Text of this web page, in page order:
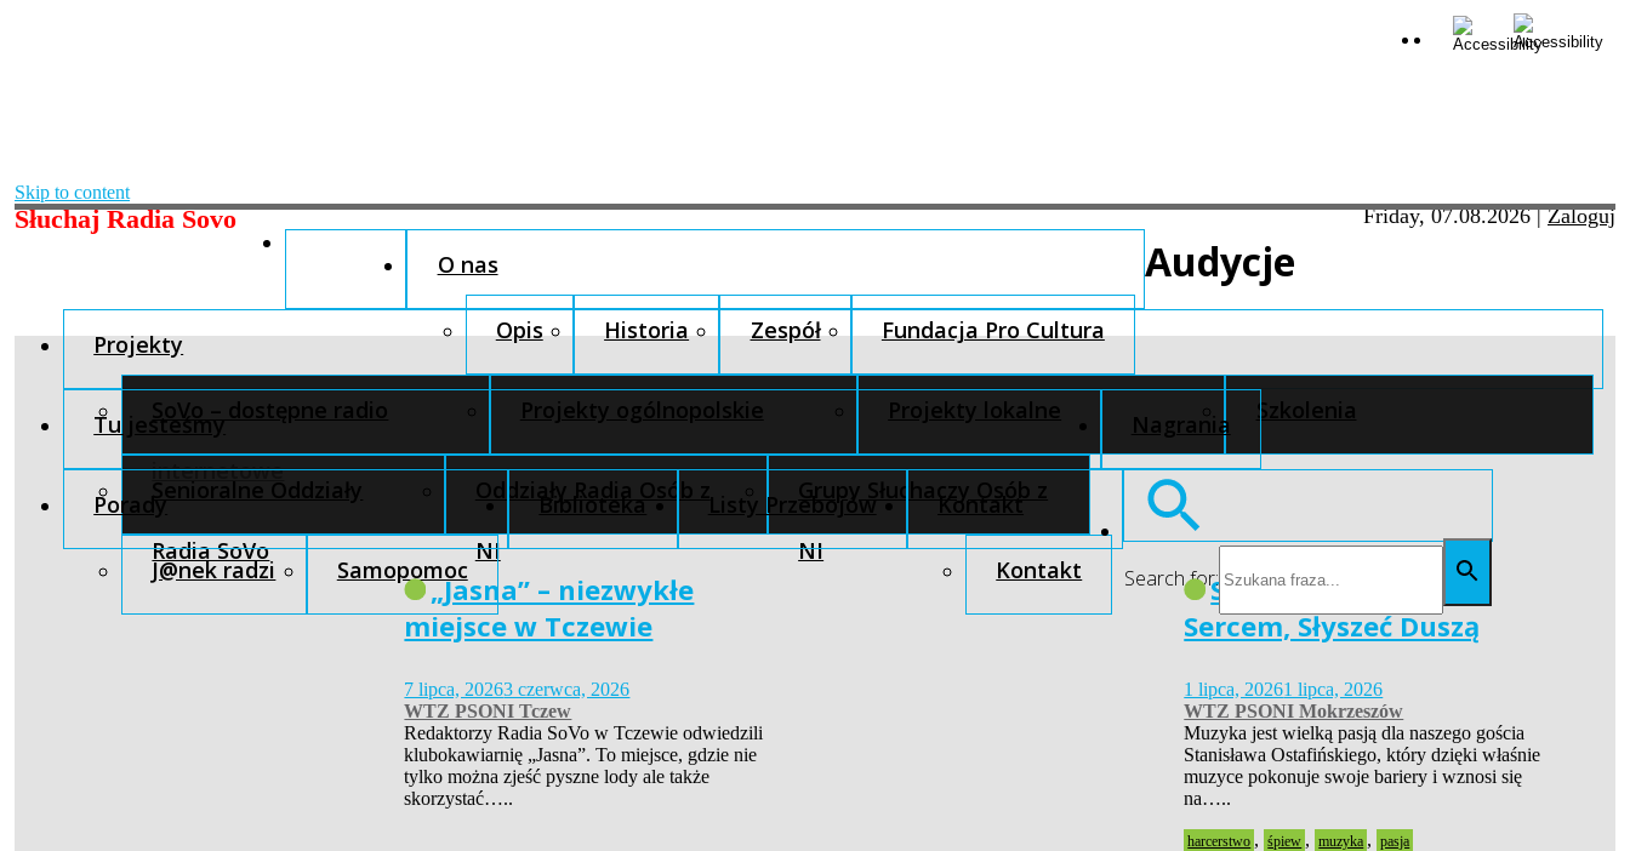
Skip to content
Słuchaj Radia Sovo Friday, 07.08.2026|Zaloguj
O nas
Opis Historia Zespół Fundacja Pro Cultura
Projekty
SoVo – dostępne radio
internetowe
Projekty ogólnopolskie Projekty lokalne Szkolenia
Tu jesteśmy
Senioralne Oddziały
Radia SoVo
Oddziały Radia Osób z
NI
Grupy Słuchaczy Osób z
NI
Nagrania
Porady
J@nek radzi Samopomoc
Biblioteka Listy Przebojów Kontakt
Kontakt Search for:
Audycje
„Jasna” – niezwykłe
miejsce w Tczewie
7 lipca, 20263 czerwca, 2026
WTZ PSONI Tczew
Redaktorzy Radia SoVo w Tczewie odwiedzili
klubokawiarnię „Jasna”. To miejsce, gdzie nie
tylko można zjeść pyszne lody ale także
skorzystać…..
Siła Pasji – Widzieć
Sercem, Słyszeć Duszą
1 lipca, 20261 lipca, 2026
WTZ PSONI Mokrzeszów
Muzyka jest wielką pasją dla naszego gościa
Stanisława Ostafińskiego, który dzięki właśnie
muzyce pokonuje swoje bariery i wznosi się
na…..
harcerstwo , śpiew , muzyka , pasja